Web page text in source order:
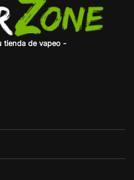
tienda de vapeo -